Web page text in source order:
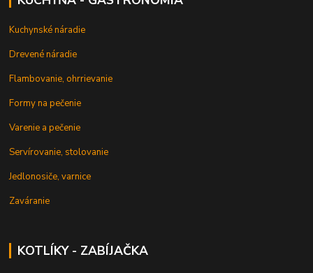
Kuchynské náradie
Drevené náradie
Flambovanie, ohrrievanie
Formy na pečenie
Varenie a pečenie
Servírovanie, stolovanie
Jedlonosiče, varnice
Zaváranie
KOTLÍKY - ZABÍJAČKA